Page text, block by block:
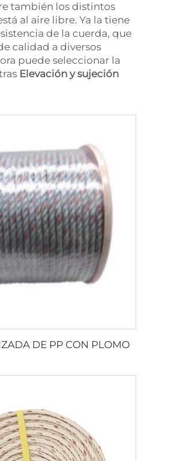
también los distintos
al aire libre. Ya la tiene
de la cuerda, que
calidad a diversos
puede seleccionar la
Elevación y sujeción
DE PP CON PLOMO